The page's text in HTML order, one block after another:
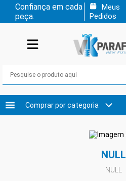
Confiança em cada
peça.
Meus
Pedidos
Comprar por categoria
NULL
NULL